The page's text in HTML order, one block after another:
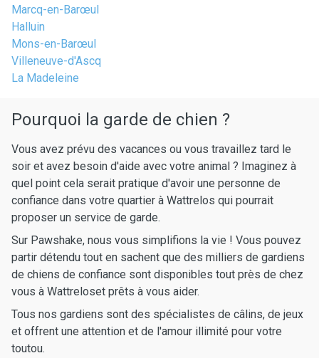
Marcq-en-Barœul
Halluin
Mons-en-Barœul
Villeneuve-d'Ascq
La Madeleine
Pourquoi la garde de chien ?
Vous avez prévu des vacances ou vous travaillez tard le
soir et avez besoin d'aide avec votre animal ? Imaginez à
quel point cela serait pratique d'avoir une personne de
confiance dans votre quartier à Wattrelos qui pourrait
proposer un service de garde.
Sur Pawshake, nous vous simplifions la vie ! Vous pouvez
partir détendu tout en sachent que des milliers de gardiens
de chiens de confiance sont disponibles tout près de chez
vous à Wattreloset prêts à vous aider.
Tous nos gardiens sont des spécialistes de câlins, de jeux
et offrent une attention et de l'amour illimité pour votre
toutou.